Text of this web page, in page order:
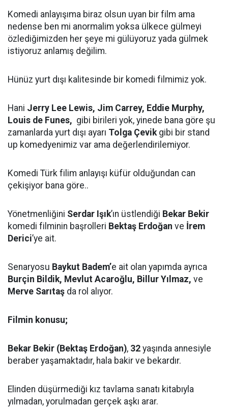
Komedi anlayışıma biraz olsun uyan bir film ama
nedense ben mi anormalim yoksa ülkece gülmeyi
özlediğimizden her şeye mi gülüyoruz yada gülmek
istiyoruz anlamış değilim.
Hünüz yurt dışı kalitesinde bir komedi filmimiz yok.
Hani Jerry Lee Lewis, Jim Carrey, Eddie Murphy,
Louis de Funes, gibi birileri yok, yinede bana göre şu
zamanlarda yurt dışı ayarı Tolga Çevikgibi bir stand
up komedyenimiz var ama değerlendirilemiyor.
Komedi Türk filim anlayışı küfür olduğundan can
çekişiyor bana göre..
Yönetmenliğini Serdar Işık’ın üstlendiği Bekar Bekir
komedi filminin başrolleri Bektaş Erdoğan ve İrem
Derici’ye ait.
Senaryosu Baykut Badem’e ait olan yapımda ayrıca
Burçin Bildik, Mevlut Acaroğlu, Billur Yılmaz, ve
Merve Sarıtaş da rol alıyor.
Filmin konusu;
Bekar Bekir (Bektaş Erdoğan), 32 yaşında annesiyle
beraber yaşamaktadır, hala bakir ve bekardır.
Elinden düşürmediği kız tavlama sanatı kitabıyla
yılmadan, yorulmadan gerçek aşkı arar.